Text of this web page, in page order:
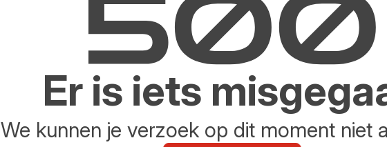
Er is iets
We kunnen je verzoek op dit moment niet